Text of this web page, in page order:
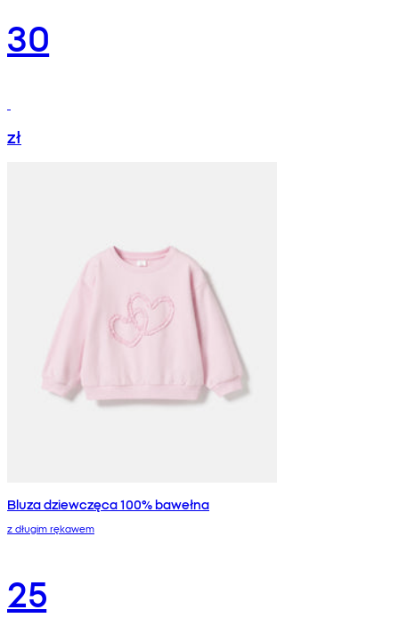
30
zł
Bluza dziewczęca 100% bawełna
z długim rękawem
25